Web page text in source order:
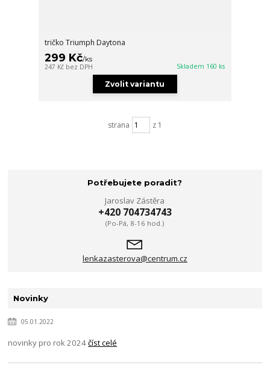
tričko Triumph Daytona
299 Kč/ks
247 Kč bez DPH Skladem 160 ks
Zvolit variantu
strana z 1
Potřebujete poradit?
Jaroslav Zástěra
+420 704734743
(Po-Pá, 8-16 hod.)
lenkazasterova@centrum.cz
Novinky
05.01.2022
novinky pro rok 2024číst celé